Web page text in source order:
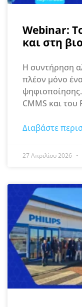
Webinar:
και στη
Η συντήρηση
πλέον μόνο
CMMS και
Διαβάστε
27 Απριλίου 2026